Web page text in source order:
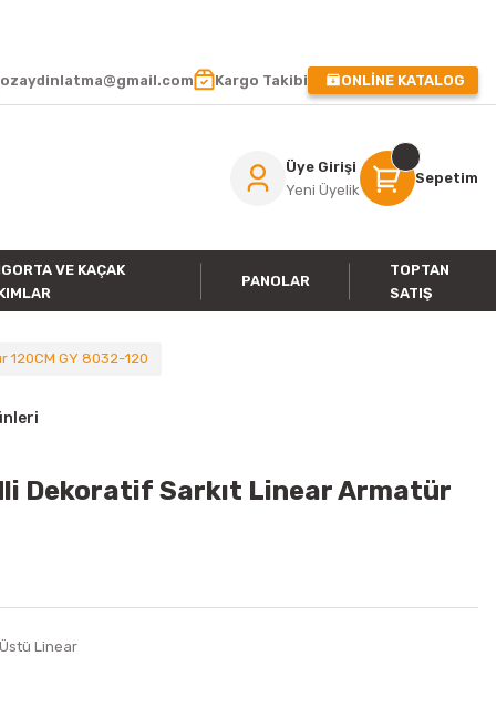
Kargo Takibi ONLİNE KATALOG
Üye Girişi
Yeni Üyelik
Sepetim
VE KAÇAK
PANOLAR
TOPTAN
SATIŞ
120CM GY 8032-120
Dekoratif Sarkıt Linear Armatür
Üstü Linear